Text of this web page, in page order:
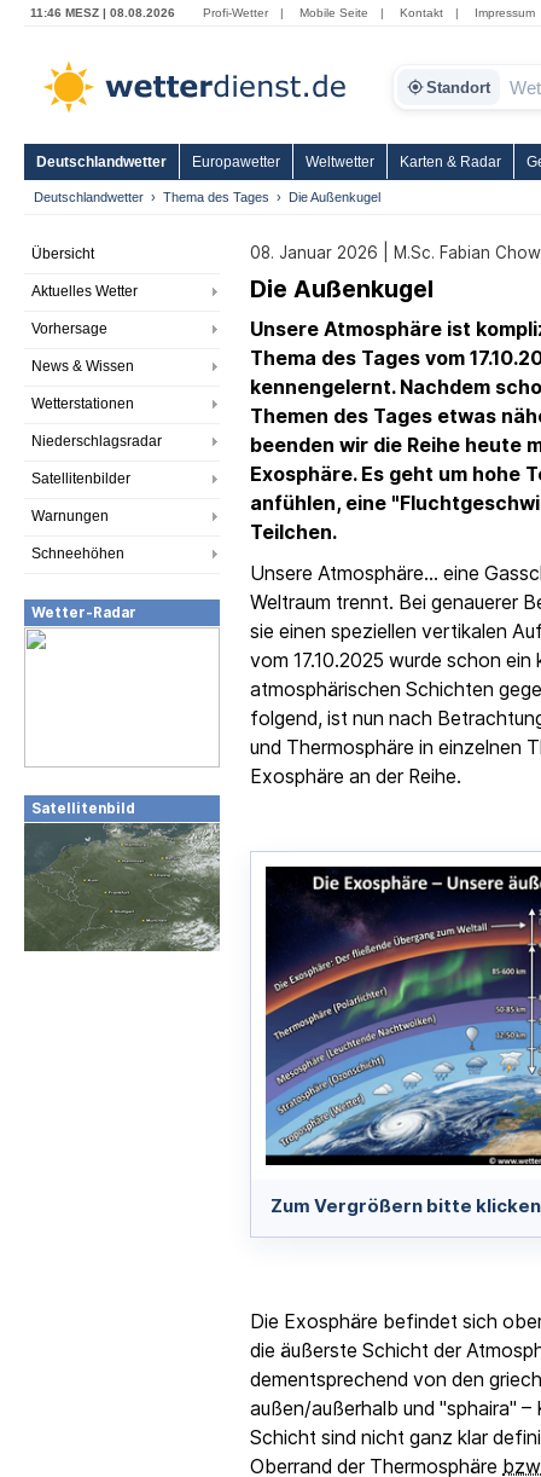
11:46 MESZ | 08.08.2026 Profi-Wetter | Mobile Seite | Kontakt | Impressum
Standort
Deutschlandwetter Europawetter Weltwetter Karten & Radar
Deutschlandwetter Thema des Tages Die Außenkugel
Übersicht
Aktuelles Wetter
Vorhersage
News & Wissen
Wetterstationen
Niederschlagsradar
Satellitenbilder
Warnungen
Schneehöhen
Wetter-Radar
Satellitenbild
08. Januar 2026 | M.Sc. Fabian Chow
Die Außenkugel
Unsere Atmosphäre ist
Thema des Tages vom
kennengelernt. Nachdem
Themen des Tages etwas
beenden wir die Reihe heute
Exosphäre. Es geht um hohe
anfühlen, eine
Teilchen.
Unsere Atmosphäre... eine
Weltraum trennt. Bei genauerer
sie einen speziellen vertikalen
vom 17.10.2025 wurde schon
atmosphärischen Schichten
folgend, ist nun nach
und Thermosphäre in einzelnen
Exosphäre an der Reihe.
Zum Vergrößern bitte klicken
Die Exosphäre befindet sich
die äußerste Schicht der
dementsprechend von den
außen/außerhalb und "sphaira" –
Schicht sind nicht ganz klar
Oberrand der Thermosphäre